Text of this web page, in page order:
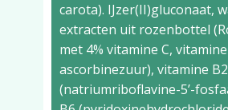
carota). IJzer(II)gluconaat,
extracten uit rozenbottel
met 4% vitamine C,
ascorbinezuur), vitamine B2
(natriumriboflavine-5’-